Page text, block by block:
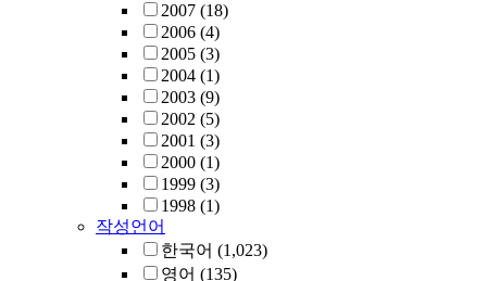
2007 (18)
2006 (4)
2005 (3)
2004 (1)
2003 (9)
2002 (5)
2001 (3)
2000 (1)
1999 (3)
1998 (1)
작성언어
한국어 (1,023)
영어 (135)